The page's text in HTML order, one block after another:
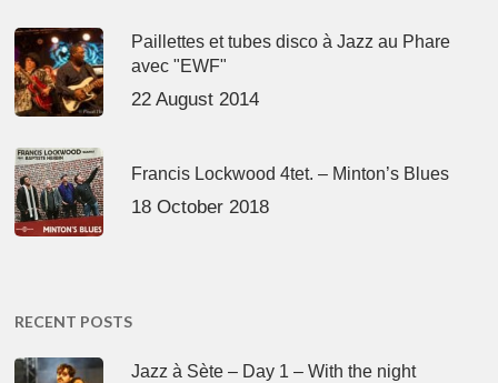
Paillettes et tubes disco à Jazz au Phare
avec "EWF"
22 August 2014
Francis Lockwood 4tet. – Minton’s Blues
18 October 2018
RECENT POSTS
Jazz à Sète – Day 1 – With the night